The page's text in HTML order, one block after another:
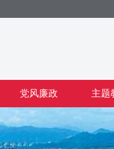
党风廉政 主题